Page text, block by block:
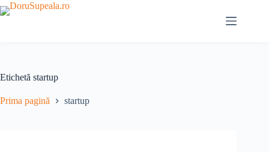
Sari
la
Etichetă startup
Prima pagină startup